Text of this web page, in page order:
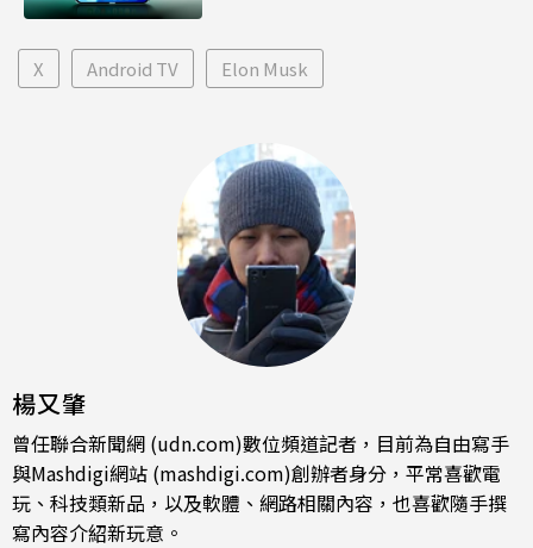
X Android TV Elon Musk
楊又肇
曾任聯合新聞網 (udn.com)數位頻道記者，目前為自由寫手
與Mashdigi網站 (mashdigi.com)創辦者身分，平常喜歡電
玩、科技類新品，以及軟體、網路相關內容，也喜歡隨手撰
寫內容介紹新玩意。